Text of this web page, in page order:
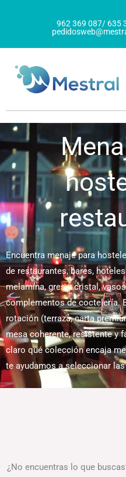
962 369 087/ 635
Encuentra menaje para
de restaurantes, bares,
melamina, gres y cristal,
complementos de coctelería.
rotación (terraza, carta
mesa coherente, resistente y
claro qué colección encaja
te ayudamos a seleccionar
¿No encuentras lo que